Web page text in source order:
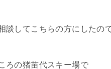
談してこちらの方にしたので
ろの猪苗代スキー場で